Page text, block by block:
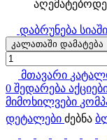
დაბრუნება სიაში
კალათაში დამატება
მთავარი
0 შედარება
მიმოხილვები
დეტალები ძებნა